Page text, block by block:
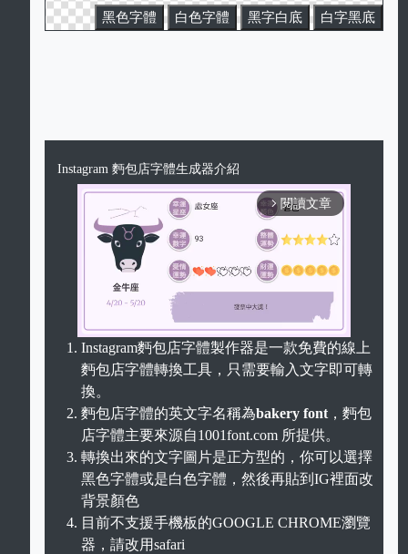
黑色字體 白色字體 黑字白底 白字黑底
Instagram 麪包店字體生成器介紹
arrow_forward_ios 閱讀文章
Instagram麪包店字體製作器是一款免費的線上
麪包店字體轉換工具，只需要輸入文字即可轉
換。
麪包店字體的英文字名稱為bakery font ，麪包
店字體主要來源自1001font.com 所提供。
轉換出來的文字圖片是正方型的，你可以選擇
黑色字體或是白色字體，然後再貼到IG裡面改
背景顏色
目前不支援手機板的GOOGLE CHROME瀏覽
器，請改用safari